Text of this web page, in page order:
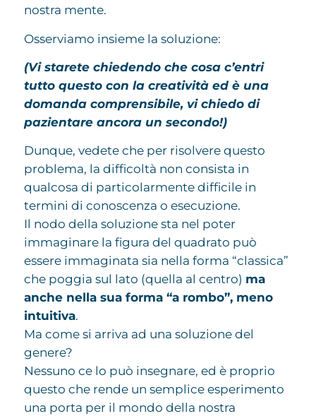
nostra mente.
Osserviamo insieme la soluzione:
(Vi starete chiedendo che cosa c’entri
tutto questo con la creatività ed è una
domanda comprensibile, vi chiedo di
pazientare ancora un secondo!)
Dunque, vedete che per risolvere questo
problema, la difficoltà non consista in
qualcosa di particolarmente difficile in
termini di conoscenza o esecuzione.
Il nodo della soluzione sta nel poter
immaginare la figura del quadrato può
essere immaginata sia nella forma “classica”
che poggia sul lato (quella al centro) ma
anche nella sua forma “a rombo”, meno
intuitiva.
Ma come si arriva ad una soluzione del
genere?
Nessuno ce lo può insegnare, ed è proprio
questo che rende un semplice esperimento
una porta per il mondo della nostra